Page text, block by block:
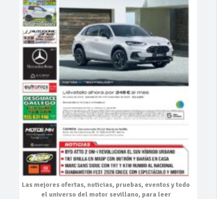
Las mejores ofertas, noticias, pruebas, eventosy todo
el universo del motor sevillano, para leer